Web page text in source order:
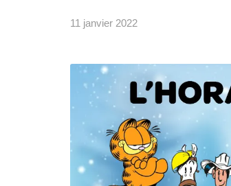
11 janvier 2022